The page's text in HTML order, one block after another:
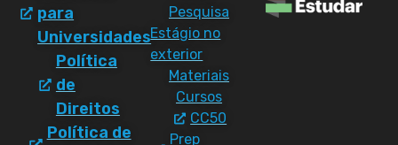
para
Universidades
Política
de
Direitos
Política de
Pesquisa
Estágio no
exterior
Materiais
Cursos
CC50
Prep